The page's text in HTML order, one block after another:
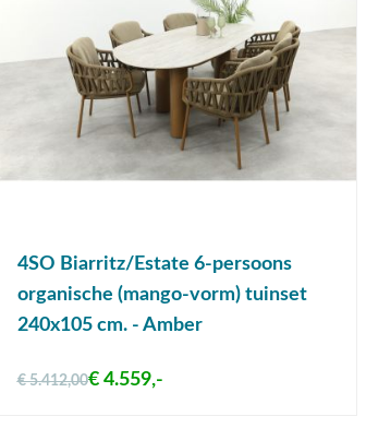
4SO Biarritz/Estate 6-persoons
organische (mango-vorm) tuinset
240x105 cm. - Amber
€ 5.412,00€ 4.559,-